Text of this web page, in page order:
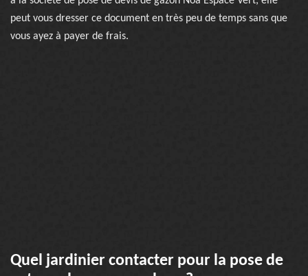
peut vous dresser ce document en très peu de temps sans que
vous ayez à payer de frais.
Quel jardinier contacter pour la pose de